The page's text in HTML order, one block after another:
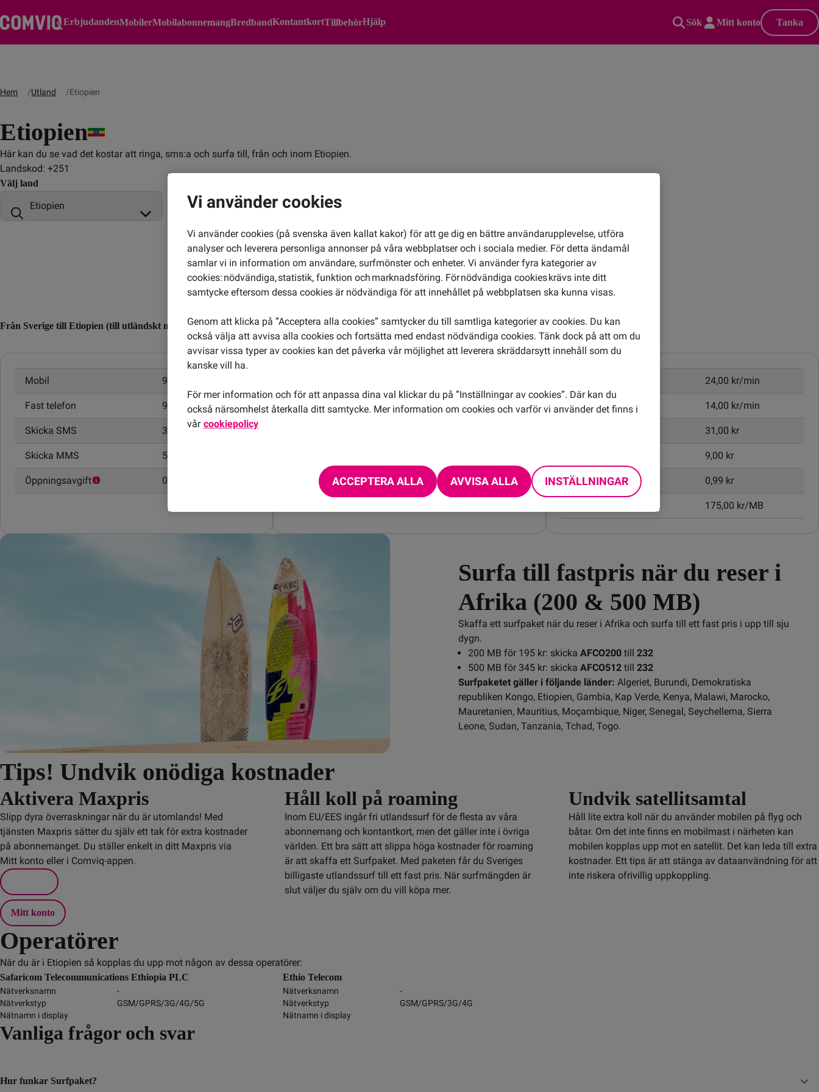
ErbjudandenMobilerMobilabonnemangBredbandKontantkortTillbehörHjälp Sök Mitt konto Tanka
Hem Utland Etiopien
Etiopien
Här kan du se vad det kostar att ringa, sms:a och surfa till, från och inom Etiopien.
Landskod: +251
Välj land
Från Sverige till Etiopien (till utländskt nummer)
Mobil 9,00 kr/min
Fast telefon 9,00 kr/min
Skicka SMS 3,00 kr
Skicka MMS 5,00 kr
Öppningsavgift 0,95 kr
Ta emot samtal 14,00 kr/min
Öppningsavgift 0,99 kr
Priser inom Etiopien
24,00 kr/min
Ta emot samtal 14,00 kr/min
31,00 kr
9,00 kr
Öppningsavgift 0,99 kr
Surfa utan surfpaket 175,00 kr/MB
Surfa till fastpris när du reser i
Afrika (200 & 500 MB)
Skaffa ett surfpaket när du reser i Afrika och surfa till ett fast pris i upp till sju
dygn.
200 MB för 195 kr: skicka AFCO200 till 232
500 MB för 345 kr: skicka AFCO512 till 232
Surfpaketet gäller i följande länder: Algeriet, Burundi, Demokratiska
republiken Kongo, Etiopien, Gambia, Kap Verde, Kenya, Malawi, Marocko,
Mauretanien, Mauritius, Moçambique, Niger, Senegal, Seychellerna, Sierra
Leone, Sudan, Tanzania, Tchad, Togo.
Tips! Undvik onödiga kostnader
Aktivera Maxpris
Slipp dyra överraskningar när du är utomlands! Med
tjänsten Maxpris sätter du själv ett tak för extra kostnader
på abonnemanget. Du ställer enkelt in ditt Maxpris via
Mitt konto eller i Comviq-appen.
Mitt konto
Håll koll på roaming
Inom EU/EES ingår fri utlandssurf för de flesta av våra
abonnemang och kontantkort, men det gäller inte i övriga
världen. Ett bra sätt att slippa höga kostnader för roaming
är att skaffa ett Surfpaket. Med paketen får du Sveriges
billigaste utlandssurf till ett fast pris. När surfmängden är
slut väljer du själv om du vill köpa mer.
Undvik satellitsamtal
Håll lite extra koll när du använder mobilen på flyg och
båtar. Om det inte finns en mobilmast i närheten kan
mobilen kopplas upp mot en satellit. Det kan leda till extra
kostnader. Ett tips är att stänga av dataanvändning för att
inte riskera ofrivillig uppkoppling.
Operatörer
När du är i Etiopien så kopplas du upp mot någon av dessa operatörer:
Safaricom Telecommunications Ethiopia PLC
Nätverksnamn
-
Nätverkstyp
GSM/GPRS/3G/4G/5G
Nätnamn i display
Ethio Telecom
Nätverksnamn
-
Nätverkstyp
GSM/GPRS/3G/4G
Nätnamn i display
Vanliga frågor och svar
Hur funkar Surfpaket?
Vi använder cookies
Vi använder cookies (på svenska även kallat kakor) för att ge dig en bättre användarupplevelse, utföra
analyser och leverera personliga annonser på våra webbplatser och i sociala medier. För detta ändamål
samlar vi in information om användare, surfmönster och enheter. Vi använder fyra kategorier av
cookies: nödvändiga, statistik, funktion och marknadsföring. För nödvändiga cookies krävs inte ditt
samtycke eftersom dessa cookies är nödvändiga för att innehållet på webbplatsen ska kunna visas.
Genom att klicka på ”Acceptera alla cookies” samtycker du till samtliga kategorier av cookies. Du kan
också välja att avvisa alla cookies och fortsätta med endast nödvändiga cookies. Tänk dock på att om du
avvisar vissa typer av cookies kan det påverka vår möjlighet att leverera skräddarsytt innehåll som du
kanske vill ha.
För mer information och för att anpassa dina val klickar du på ”Inställningar av cookies”. Där kan du
också närsomhelst återkalla ditt samtycke. Mer information om cookies och varför vi använder det finns i
vår cookiepolicy
ACCEPTERA ALLA AVVISA ALLA INSTÄLLNINGAR